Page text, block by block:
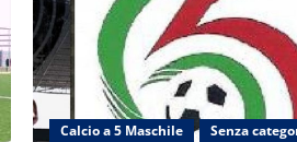
Calcio a 5 Maschile Senza